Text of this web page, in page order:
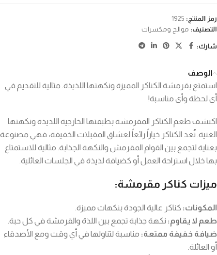
رمز المنتج: 1925
التصنيف: موالح ومكسرات
شارك:
الوصف
استمتع بقرمشة الكناكر المميزة ونكهتها اللذيذة. مثالية للتقديم في
أي لحظة وأي مناسبة!
اكتشف طعم الكناكر المقرمشة بطبقتها الخارجية اللذيذة ونكهتها
الغنية. تُعد الكناكر خياراً رائعاً لعشاق المقبلات الخفيفة، فهي مصنوعة
بعناية لتجمع بين القوام المقرمش والنكهة الجذابة. مثالية للاستمتاع
بها خلال استراحة العمل أو كضيافة لذيذة في الجلسات العائلية.
ميزات كناكر مقرمشة:
المكونات: كناكر عالية الجودة بنكهات مميزة.
طعم لا يقاوم: نكهة جذابة تجمع بين اللذة والقرمشة في كل حبة.
ضيافة خفيفة ممتعة: مناسبة لتناولها في أي وقت ومع الأصدقاء
أو العائلة.